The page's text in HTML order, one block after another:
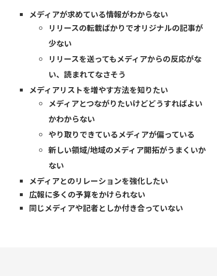
メディアが求めている情報がわからない
リリースの転載ばかりでオリジナルの記事が
少ない
リリースを送ってもメディアからの反応がな
い、読まれてなさそう
メディアリストを増やす方法を知りたい
メディアとつながりたいけどどうすればよい
かわからない
やり取りできているメディアが偏っている
新しい領域/地域のメディア開拓がうまくいか
ない
メディアとのリレーションを強化したい
広報に多くの予算をかけられない
同じメディアや記者としか付き合っていない